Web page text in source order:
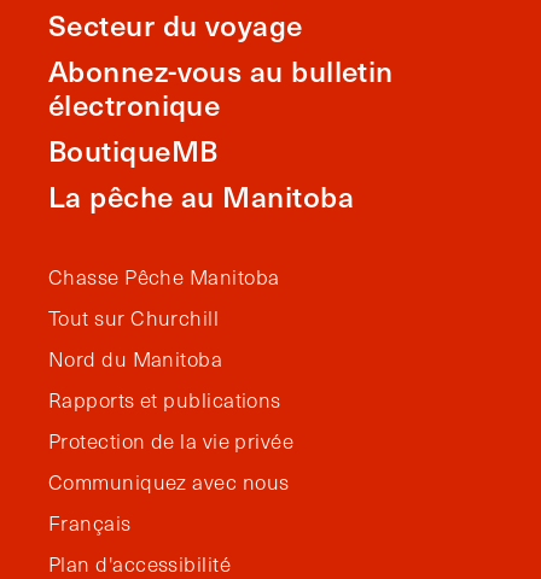
Secteur du voyage
Abonnez-vous au bulletin
électronique
BoutiqueMB
La pêche au Manitoba
Chasse Pêche Manitoba
Tout sur Churchill
Nord du Manitoba
Rapports et publications
Protection de la vie privée
Communiquez avec nous
Français
Plan d'accessibilité